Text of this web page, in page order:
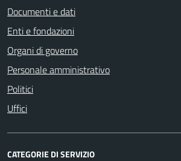
Documenti e dati
Enti e fondazioni
Organi di governo
Personale amministrativo
Politici
Uffici
CATEGORIE DI SERVIZIO